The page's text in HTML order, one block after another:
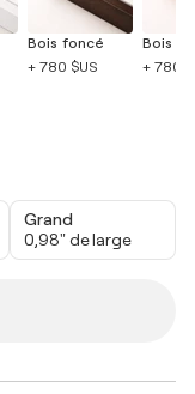
Bois foncé
+ 780 $US
Bois
+ 780
Grand
0,98" de large